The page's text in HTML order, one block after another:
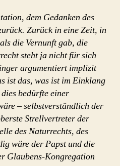
dem Gedanken des
Zurück in eine Zeit, in
die Vernunft gab, die
steht ja nicht für sich
argumentiert implizit
ist das, was ist im Einklang
bedürfte einer
– selbstverständlich der
Strellvertreter der
des Naturrechts, des
wäre der Papst und die
Glaubens-Kongregation